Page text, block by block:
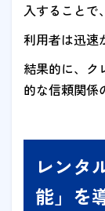
入することで、
利用者は迅速
結果的に、ク
的な信頼関係
レンタ
能」を